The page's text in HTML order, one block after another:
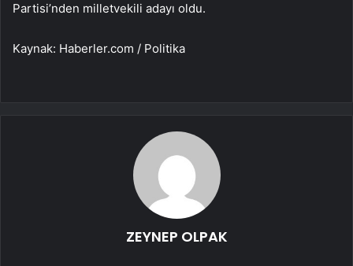
Partisi’nden milletvekili adayı oldu.
Kaynak: Haberler.com / Politika
ZEYNEP OLPAK